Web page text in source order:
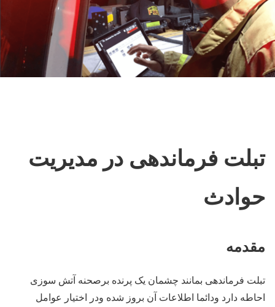
تبلت فرماندهی در مدیریت
حوادث
مقدمه
تبلت فرماندهی بمانند چشمان یک پرنده برصحنه آتش سوزی
احاطه دارد ودائما اطلاعات آن بروز شده ودر اختیار عوامل